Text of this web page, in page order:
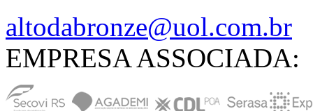
altodabronze@uol.com.br
EMPRESA ASSOCIADA: